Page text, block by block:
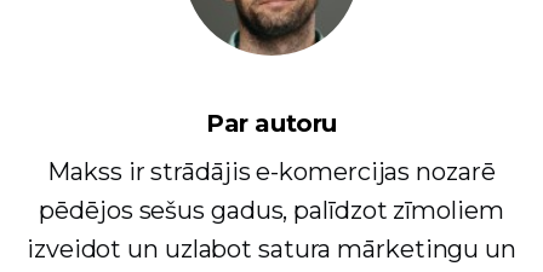
Par autoru
Makss ir strādājis e-komercijas nozarē
pēdējos sešus gadus, palīdzot zīmoliem
izveidot un uzlabot satura mārketingu un